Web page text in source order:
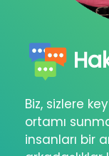
Biz, sizlere
ortamı
insanları bir